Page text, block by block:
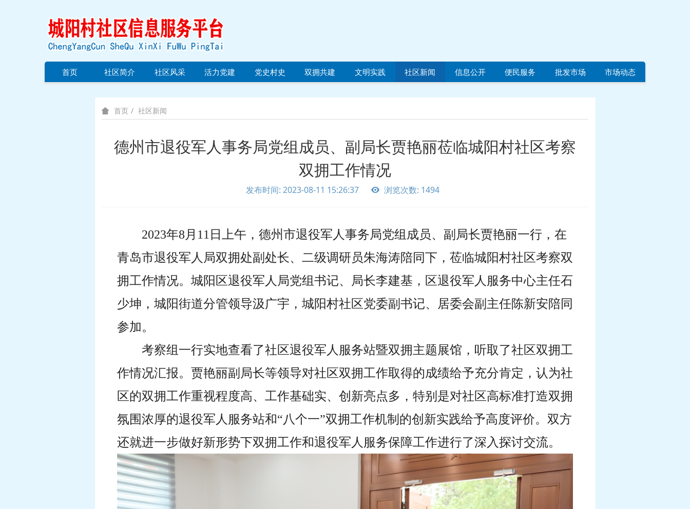
首页 社区简介 社区风采 活力党建 党史村史 双拥共建 文明实践 社区新闻 信息公开 便民服务 批发市场 市场动态
首页 社区新闻
德州市退役军人事务局党组成员、副局长贾艳丽莅临城阳村社区考察
双拥工作情况
发布时间: 2023-08-11 15:26:37 浏览次数: 1494
2023年8月11日上午，德州市退役军人事务局党组成员、副局长贾艳丽一行，在
青岛市退役军人局双拥处副处长、二级调研员朱海涛陪同下， 莅临城阳村社区考察双
拥工作情况。 城阳区退役军人局党组书记、局长李建基 ， 区退役军人服务中心主任石
少坤 ，城阳街道分管领导汲广宇，城阳村社区党委副书记、居委会副主任陈新安陪同
参加。
考察组一行实地查看了社区退役军人服务站暨双拥主题展馆，听取了社区双拥工
作情况汇报。贾艳丽副局长等领导对社区双拥工作取得的成绩给予充分肯定，认为社
区的双拥工作重视程度高、工作基础实、创新亮点多，特别是对社区高标准打造双拥
氛围浓厚的退役军人服务站和“八个一”双拥工作机制的创新实践给予高度评价。双方
还就进一步做好新形势下双拥工作和退役军人服务保障工作进行了深入探讨交流。